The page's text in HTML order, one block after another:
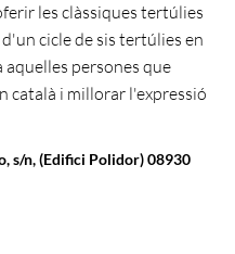
les clàssiques tertúlies
cicle de sis tertúlies en
aquelles persones que
català i millorar l'expressió
s/n, (Edifici Polidor) 08930